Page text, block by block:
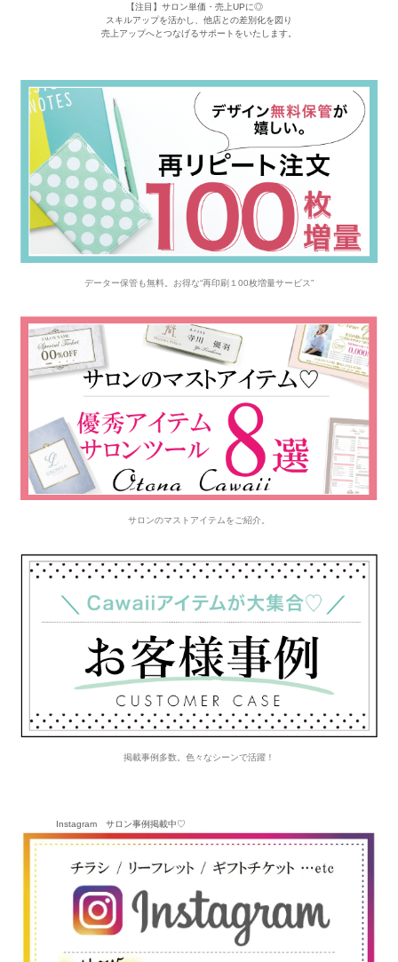
【注目】サロン単価・売上UPに◎
スキルアップを活かし、他店との差別化を図り
売上アップへとつなげるサポートをいたします。
データー保管も無料。お得な“再印刷１00枚増量サービス”
サロンのマストアイテムをご紹介。
掲載事例多数。色々なシーンで活躍！
Instagram サロン事例掲載中♡